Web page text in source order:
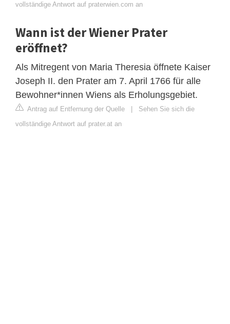
vollständige Antwort auf praterwien.com an
Wann ist der Wiener Prater
eröffnet?
Als Mitregent von Maria Theresia öffnete Kaiser
Joseph II. den Prater am 7. April 1766 für alle
Bewohner*innen Wiens als Erholungsgebiet.
Antrag auf Entfernung der Quelle
Sehen Sie sich die
vollständige Antwort auf prater.at an